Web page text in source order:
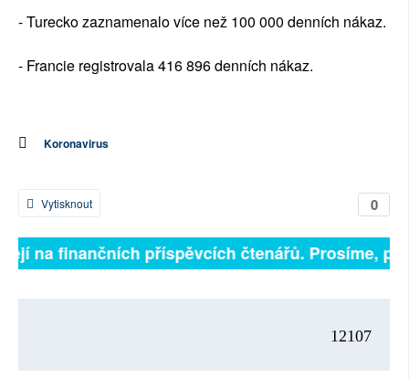
- Turecko zaznamenalo více než 100 000 denních nákaz.
- Francie registrovala 416 896 denních nákaz.
Koronavirus
0
Vytisknout
na finančních příspěvcích čtenářů. Prosíme,
12107